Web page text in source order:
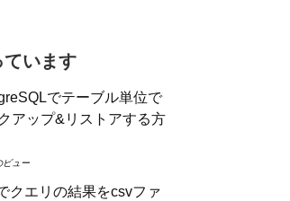
います
でテーブル単位で
アップ&リストアする方
ビュー
クエリの結果をcsvファ